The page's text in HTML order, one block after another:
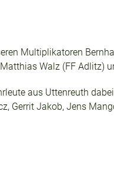
Multiplikatoren
Walz (FF Adlitz)
aus Uttenreuth
Gerrit Jakob, Jens